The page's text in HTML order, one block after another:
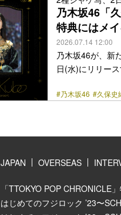
ュージックビデ
ンスシーンまで
href="https://
乃木坂46「
特典にはメ
2026.07.14 12:00
乃木坂46が、新
日(水)にリリー
木坂46に3期生
みを振り返るよ
href="https://
#乃木坂46 #久保史
JAPAN OVERSEAS
「TTOKYO POP CHRONICLE
はじめてのフジロック ’23〜